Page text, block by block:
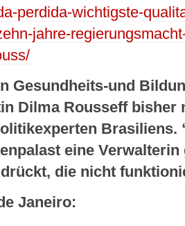
perdida-wichtigste-
jahre-
Gesundheits-und
Dilma Rousseff bisher
Brasiliens.
eine
die nicht
Janeiro: